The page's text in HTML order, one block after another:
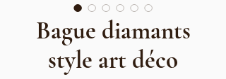
Bague diamants
style art déco